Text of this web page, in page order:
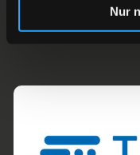
Nur